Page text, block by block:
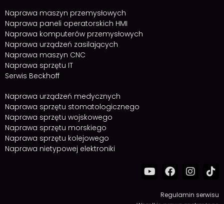
Naprawa maszyn przemysłowych
Naprawa paneli operatorskich HMI
Naprawa komputerów przemysłowych
Naprawa urządzeń zasilających
Naprawa maszyn CNC
Naprawa sprzętu IT
Serwis Beckhoff
Naprawa urządzeń medycznych
Naprawa sprzętu stomatologicznego
Naprawa sprzętu wojskowego
Naprawa sprzętu morskiego
Naprawa sprzętu kolejowego
Naprawa nietypowej elektroniki
Regulamin serwisu